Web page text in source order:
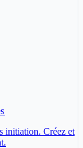
initiation. Créez et